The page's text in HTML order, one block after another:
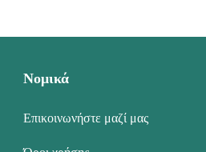
Νομικά
Επικοινωνήστε μαζί μας